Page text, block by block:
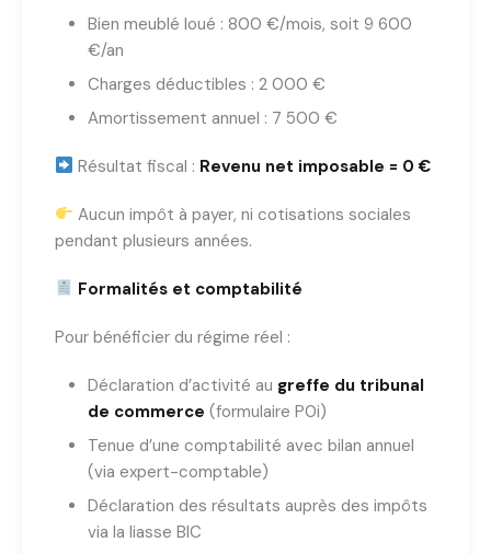
Bien meublé loué : 800 €/mois, soit 9 600
€/an
Charges déductibles : 2 000 €
Amortissement annuel : 7 500 €
Résultat fiscal : Revenu net imposable = 0 €
Aucun impôt à payer, ni cotisations sociales
pendant plusieurs années.
Formalités et comptabilité
Pour bénéficier du régime réel :
Déclaration d’activité au greffe du tribunal
de commerce (formulaire P0i)
Tenue d’une comptabilité avec bilan annuel
(via expert-comptable)
Déclaration des résultats auprès des impôts
via la liasse BIC